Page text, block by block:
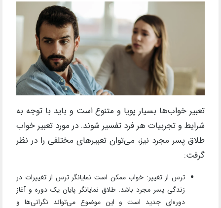
تعبیر خواب‌ها بسیار پویا و متنوع است و باید با توجه به
شرایط و تجربیات هر فرد تفسیر شوند. در مورد تعبیر خواب
طلاق پسر مجرد نیز، می‌توان تعبیرهای مختلفی را در نظر
گرفت:
ترس از تغییر: خواب ممکن است نمایانگر ترس از تغییرات در
زندگی پسر مجرد باشد. طلاق نمایانگر پایان یک دوره و آغاز
دوره‌ای جدید است و این موضوع می‌تواند نگرانی‌ها و